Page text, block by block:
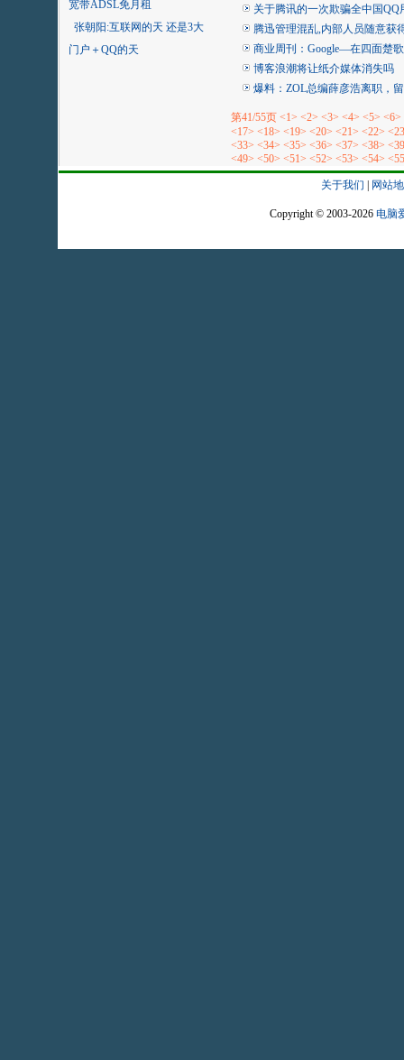
宽带ADSL免月租
张朝阳:互联网的天 还是3大
门户＋QQ的天
关于腾讯的一次欺骗全中国QQ
腾迅管理混乱,内部人员随意获
商业周刊：Google—在四面楚
博客浪潮将让纸介媒体消失吗
爆料：ZOL总编薛彦浩离职，
第41/55页 <1> <2> <3> <4> <5> <6>
<17> <18> <19> <20> <21> <22>
<33> <34> <35> <36> <37> <38>
<49> <50> <51> <52> <53> <54>
关于我们 网站
Copyright © 2003-2026 电脑